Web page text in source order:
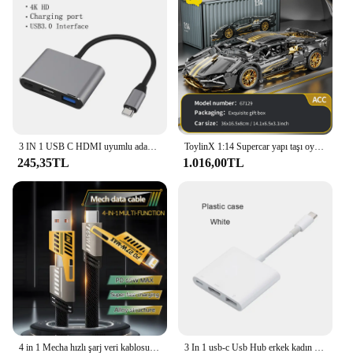
3 IN 1 USB C HDMI uyumlu adaptör USB 3.1 Hub tipi C şarj dönüştürücü Samsung S23 Ultra Huawei Xiaomi Laptop için Macbook
245,35TL
ToylinX 1:14 Supercar yapı taşı oyuncak opsiyonel güç grubu 14 + teknoloji tasarımı noel hediyesi yetişkinler ve çocuklar için kutu ile
1.016,00TL
4 in 1 Mecha hızlı şarj veri kablosu kablosu PD 27W iPhone 15 Samsung Xiaomi 65W USB tip C çok liman hızlı şarj tel hattı 3 In 1 usb-c Usb Hub erkek kadın hdmi-uyumlu 4k Usb 3.1 tip-c Usb 3.0 şarj adaptörü Macbook Air 12 için dönüştürücü